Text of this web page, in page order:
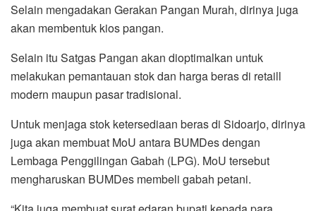
Selain mengadakan Gerakan Pangan Murah, dirinya juga
akan membentuk kios pangan.
Selain itu Satgas Pangan akan dioptimalkan untuk
melakukan pemantauan stok dan harga beras di retaill
modern maupun pasar tradisional.
Untuk menjaga stok ketersediaan beras di Sidoarjo, dirinya
juga akan membuat MoU antara BUMDes dengan
Lembaga Penggilingan Gabah (LPG). MoU tersebut
mengharuskan BUMDes membeli gabah petani.